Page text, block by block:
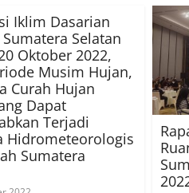
Iklim Dasarian
Selatan
Oktober 2022,
Musim Hujan,
Curah Hujan
Dapat
Terjadi
Hidrometeorologis
Sumatera